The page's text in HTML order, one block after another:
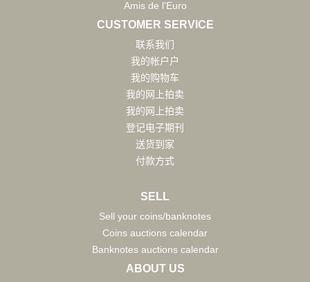
Amis de l'Euro
CUSTOMER SERVICE
联系我们
我的帐户户
我的购物车
我的网上拍卖
我的网上拍卖
登记电子期刊
送货到家
付款方式
SELL
Sell your coins/banknotes
Coins auctions calendar
Banknotes auctions calendar
ABOUT US